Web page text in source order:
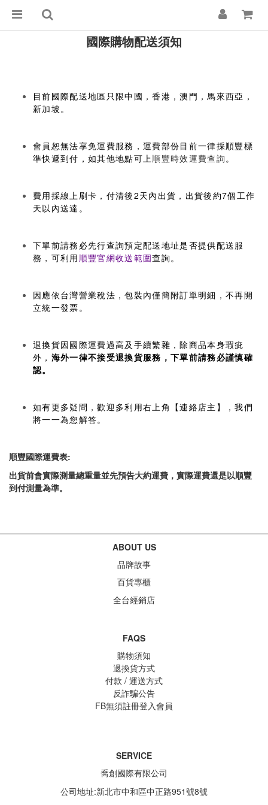
國際購物配送須知
目前國際配送地區只限中國，香港，澳門，馬來西亞，
新加坡。
會員恕無法享免運費服務，運費部份目前一律採順豐標
準快遞到付，如其他地點可上順豐時效運費查詢 。
費用採線上刷卡，付清後2天內出貨，出貨後約7個工作
天以內送達。
下單前請務必先行查詢預定配送地址是否提供配送服
務，可利用 順豐官網收送範圍查詢。
因應依台灣營業稅法，包裝內僅簡附訂單明細，不再開
立統一發票。
退換貨因國際運費過高及手續繁雜，除商品本身瑕疵
外， 海外一律不接受退換貨服務，下單前請務必謹慎確
認。
如有更多疑問，歡迎多利用右上角【連絡店主】，我們
將一一為您解答。
順豐國際運費表:
出貨前會實際測量總重量並先預告大約運費，實際運費還是以順豐
到付測量為準。
ABOUT US
品牌故事
百貨專櫃
全台經銷店
FAQS
購物須知
退換貨方式
付款 / 運送方式
反詐騙公告
FB無須註冊登入會員
SERVICE
喬創國際有限公司
公司地址:新北市中和區中正路951號8號